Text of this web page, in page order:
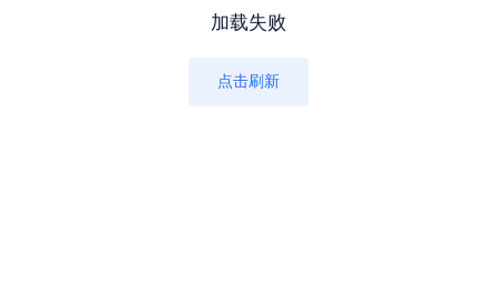
加载失败
点击刷新